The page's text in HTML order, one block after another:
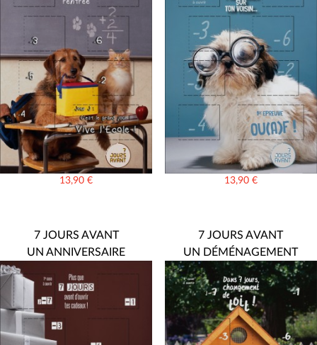
13,90€ 13,90 €
7 JOURS AVANT
UN ANNIVERSAIRE
7 JOURS AVANT
UN DÉMÉNAGEMENT